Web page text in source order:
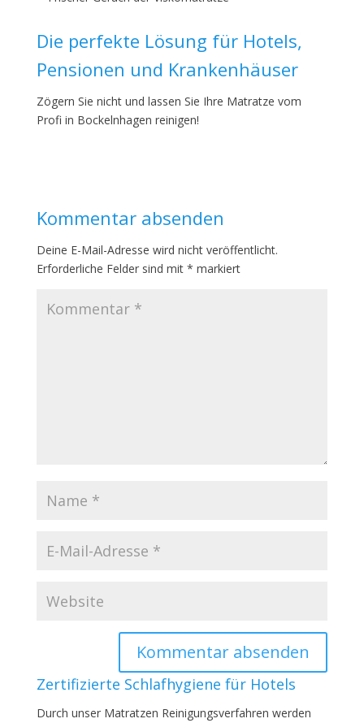
Die perfekte Lösung für Hotels,
Pensionen und Krankenhäuser
Zögern Sie nicht und lassen Sie Ihre Matratze vom
Profi in Bockelnhagen reinigen!
Kommentar absenden
Deine E-Mail-Adresse wird nicht veröffentlicht.
Erforderliche Felder sind mit * markiert
Zertifizierte Schlafhygiene für Hotels
Durch unser Matratzen Reinigungsverfahren werden